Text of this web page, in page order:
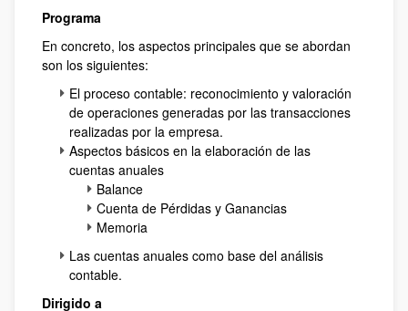
Programa
En concreto, los aspectos principales que se abordan
son los siguientes:
El proceso contable: reconocimiento y valoración
de operaciones generadas por las transacciones
realizadas por la empresa.
Aspectos básicos en la elaboración de las
cuentas anuales
Balance
Cuenta de Pérdidas y Ganancias
Memoria
Las cuentas anuales como base del análisis
contable.
Dirigido a